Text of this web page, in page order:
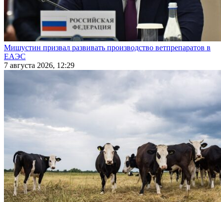
Мишустин призвал развивать производство ветпрепаратов в
ЕАЭС
7 августа 2026, 12:29